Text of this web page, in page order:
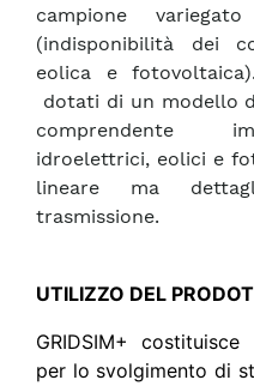
campione
(indisponibilità dei
eolica e
dotati di un modello
comprendente
idroelettrici, eolici e
lineare ma
trasmissione.
UTILIZZO DEL
GRIDSIM+
per lo svolgimento di